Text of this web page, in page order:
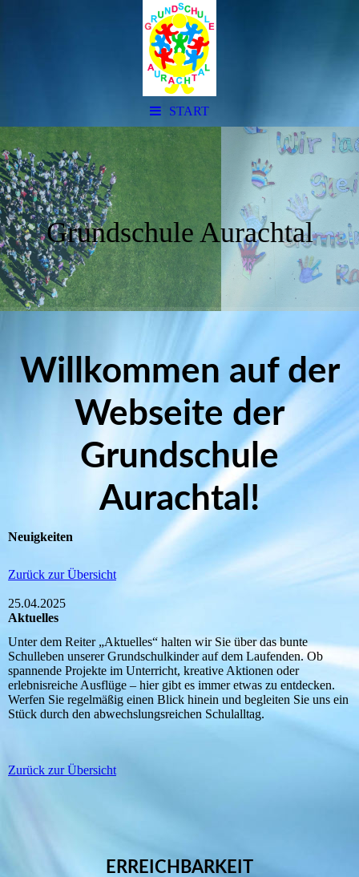
START
Grundschule Aurachtal
Willkommen auf der
Webseite der
Grundschule
Aurachtal!
Neuigkeiten
Zurück zur Übersicht
25.04.2025
Aktuelles
Unter dem Reiter „Aktuelles“ halten wir Sie über das bunte
Schulleben unserer Grundschulkinder auf dem Laufenden. Ob
spannende Projekte im Unterricht, kreative Aktionen oder
erlebnisreiche Ausflüge – hier gibt es immer etwas zu entdecken.
Werfen Sie regelmäßig einen Blick hinein und begleiten Sie uns ein
Stück durch den abwechslungsreichen Schulalltag.
Zurück zur Übersicht
ERREICHBARKEIT